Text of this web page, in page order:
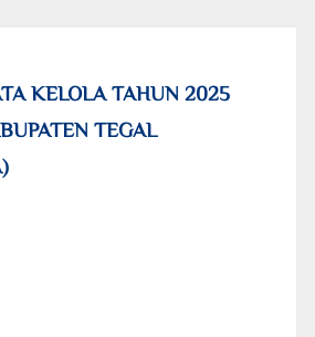
KELOLA TAHUN 2025
TEGAL